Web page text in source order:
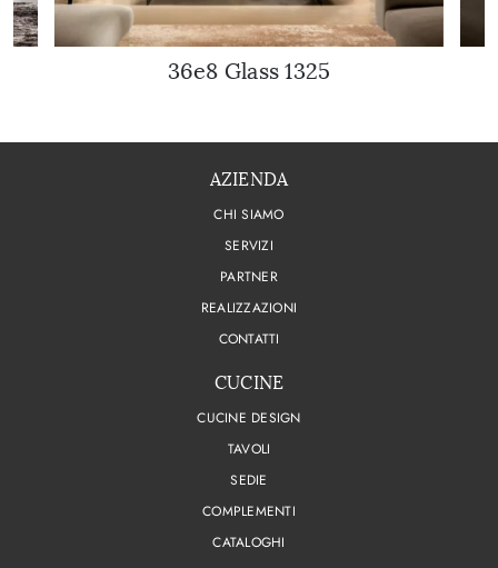
36e8 Glass 1325
AZIENDA
CHI SIAMO
SERVIZI
PARTNER
REALIZZAZIONI
CONTATTI
CUCINE
CUCINE DESIGN
TAVOLI
SEDIE
COMPLEMENTI
CATALOGHI